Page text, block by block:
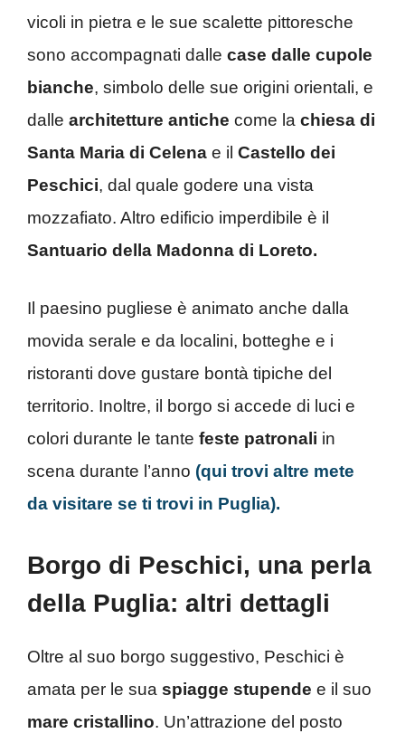
vicoli in pietra e le sue scalette pittoresche
sono accompagnati dalle case dalle cupole
bianche, simbolo delle sue origini orientali, e
dalle architetture antiche come la chiesa di
Santa Maria di Celena e il Castello dei
Peschici, dal quale godere una vista
mozzafiato. Altro edificio imperdibile è il
Santuario della Madonna di Loreto.
Il paesino pugliese è animato anche dalla
movida serale e da localini, botteghe e i
ristoranti dove gustare bontà tipiche del
territorio. Inoltre, il borgo si accede di luci e
colori durante le tante feste patronali in
scena durante l’anno (qui trovi altre mete
da visitare se ti trovi in Puglia).
Borgo di Peschici, una perla
della Puglia: altri dettagli
Oltre al suo borgo suggestivo, Peschici è
amata per le sua spiagge stupende e il suo
mare cristallino. Un’attrazione del posto